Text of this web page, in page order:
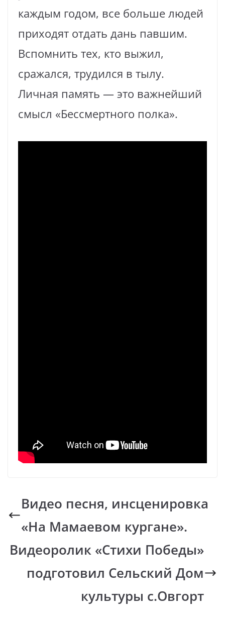
каждым годом, все больше людей
приходят отдать дань павшим.
Вспомнить тех, кто выжил,
сражался, трудился в тылу.
Личная память — это важнейший
смысл «Бессмертного полка».
Видео песня, инсценировка
«На Мамаевом кургане».
Видеоролик «Стихи Победы»
подготовил Сельский Дом
культуры с.Овгорт